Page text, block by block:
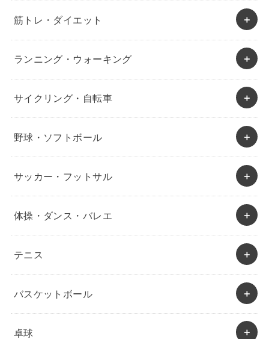
筋トレ・ダイエット
ランニング・ウォーキング
サイクリング・自転車
野球・ソフトボール
サッカー・フットサル
体操・ダンス・バレエ
テニス
バスケットボール
卓球